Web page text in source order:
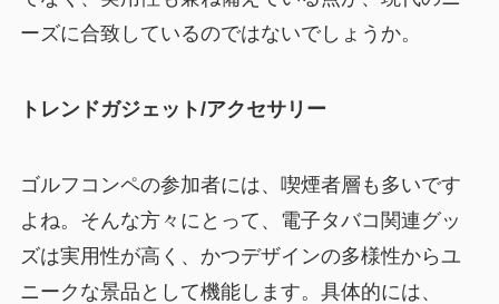
ーズに合致しているのではないでしょうか。
トレンドガジェット/アクセサリー
ゴルフコンペの参加者には、喫煙者層も多いです
よね。そんな方々にとって、電子タバコ関連グッ
ズは実用性が高く、かつデザインの多様性からユ
ニークな景品として機能します。具体的には、